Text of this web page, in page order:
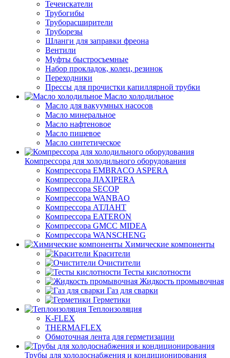
Течеискатели
Трубогибы
Труборасширители
Труборезы
Шланги для заправки фреона
Вентили
Муфты быстросъемные
Набор прокладок, колец, резинок
Переходники
Прессы для прочистки капиллярной трубки
Масло холодильное
Масло для вакуумных насосов
Масло минеральное
Масло нафтеновое
Масло пищевое
Масло синтетическое
Компрессора для холодильного оборудования
Компрессора EMBRACO ASPERA
Компрессора JIAXIPERA
Компрессора SECOP
Компрессора WANBAO
Компрессора АТЛАНТ
Компрессора EATERON
Компрессора GMCC MIDEA
Компрессора WANSCHENG
Химические компоненты
Красители
Очистители
Тесты кислотности
Жидкость промывочная
Газ для сварки
Герметики
Теплоизоляция
K-FLEX
THERMAFLEX
Обмоточная лента для герметизации
Трубы для холодоснабжения и кондиционирования